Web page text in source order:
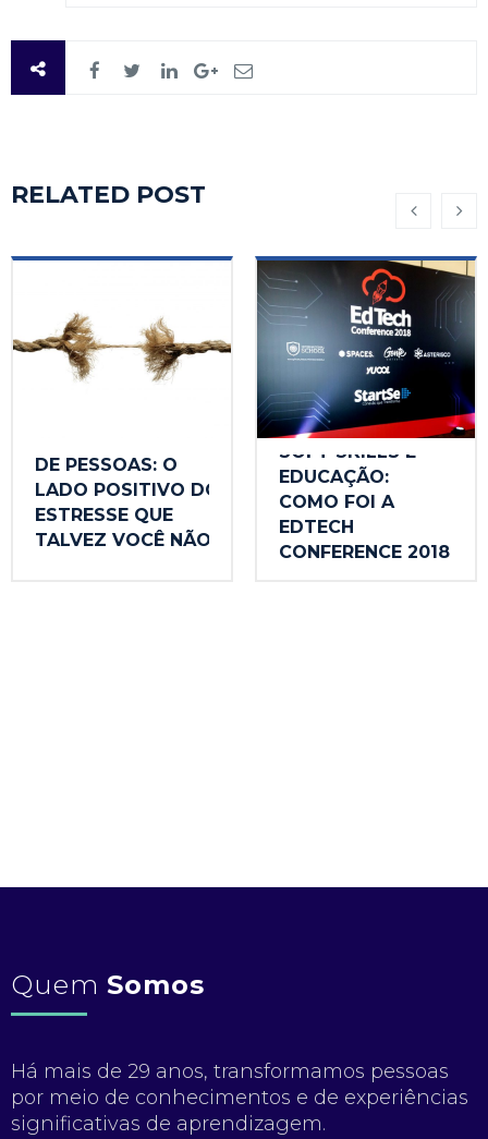
RELATED POST
DE PESSOAS: O
LADO POSITIVO DO
ESTRESSE QUE
TALVEZ VOCÊ NÃO
SOFT SKILLS E
EDUCAÇÃO:
COMO FOI A
EDTECH
CONFERENCE 2018
Quem Somos
Há mais de 29 anos, transformamos pessoas
por meio de conhecimentos e de experiências
significativas de aprendizagem.